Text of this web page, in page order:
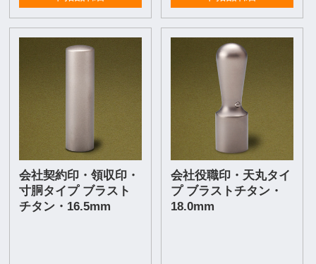
会社契約印・領収印・
寸胴タイプ ブラスト
チタン・16.5mm
会社役職印・天丸タイ
プ ブラストチタン・
18.0mm